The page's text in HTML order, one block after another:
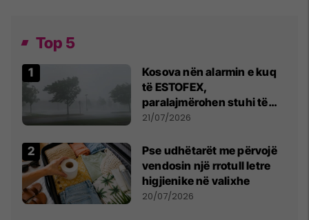
Top 5
Kosova nën alarmin e kuq
të ESTOFEX,
paralajmërohen stuhi të
fuqishme me breshër dhe
21/07/2026
Pse udhëtarët me përvojë
vendosin një rrotull letre
higjienike në valixhe
20/07/2026